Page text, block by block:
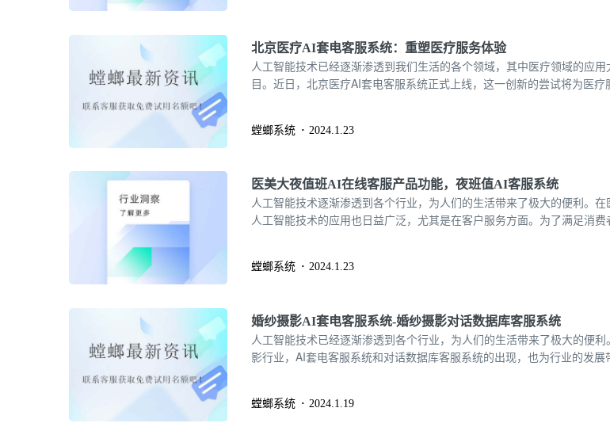
北京医疗AI套电客服系统：重塑医疗服务体验
人工智能技术已经逐渐渗透到我们生活的各个领域，其中医疗领域的应用
目。近日，北京医疗AI套电客服系统正式上线，这一创新的尝试将为医疗
螳螂系统 2024.1.23
医美大夜值班AI在线客服产品功能，夜班值AI客服系统
人工智能技术逐渐渗透到各个行业，为人们的生活带来了极大的便利。在
人工智能技术的应用也日益广泛，尤其是在客户服务方面。为了满足消费
螳螂系统 2024.1.23
婚纱摄影AI套电客服系统-婚纱摄影对话数据库客服系统
人工智能技术已经逐渐渗透到各个行业，为人们的生活带来了极大的便利
影行业，AI套电客服系统和对话数据库客服系统的出现，也为行业的发展
螳螂系统 2024.1.19